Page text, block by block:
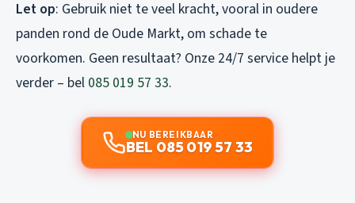
Let op: Gebruik niet te veel kracht, vooral in oudere
panden rond de Oude Markt, om schade te
voorkomen. Geen resultaat? Onze 24/7 service helpt je
verder – bel 085 019 57 33.
NU BEREIKBAAR
BEL 085 019 57 33